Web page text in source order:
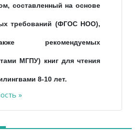
составленный на основе
требований (ФГОС НОО),
рекомендуемых
МГПУ) книг для чтения
8-10 лет.
»